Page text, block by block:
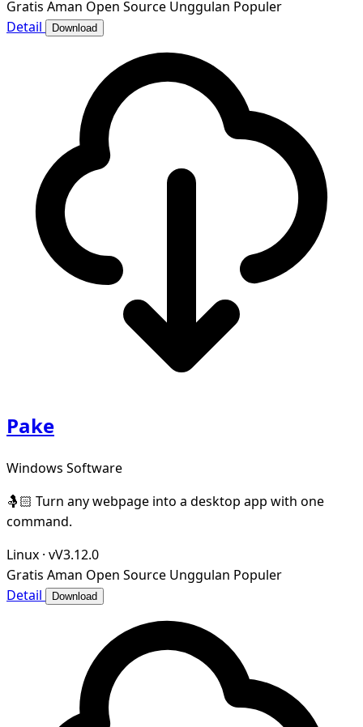
Gratis Aman Open Source Unggulan Populer
Detail
Download
Pake
Windows Software
🤱🏻 Turn any webpage into a desktop app with one
command.
Linux · vV3.12.0
Gratis Aman Open Source Unggulan Populer
Detail
Download